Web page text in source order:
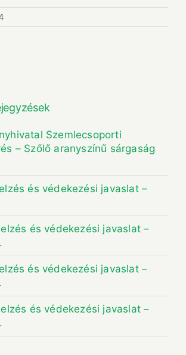
Szemlecsoporti
– Szőlő aranyszínű sárgaság
és védekezési javaslat –
és védekezési javaslat –
és védekezési javaslat –
és védekezési javaslat –